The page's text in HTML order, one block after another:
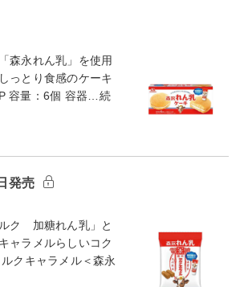
森永れん乳」を使用
っとり食感のケーキ
容量：6個 容器…続
発売
ク 加糖れん乳」と
ャラメルらしいコク
クキャラメル＜森永